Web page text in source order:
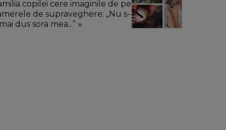
copilei cere imaginile de pe
de supraveghere: „Nu s-
dus sora mea...”